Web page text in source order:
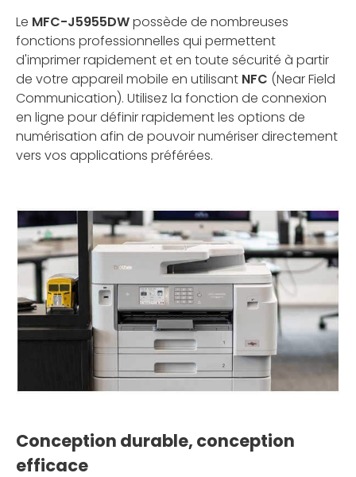
Le MFC-J5955DWpossède de nombreuses
fonctions professionnelles qui permettent
d'imprimer rapidement et en toute sécurité à partir
de votre appareil mobile en utilisant NFC (Near Field
Communication). Utilisez la fonction de connexion
en ligne pour définir rapidement les options de
numérisation afin de pouvoir numériser directement
vers vos applications préférées.
Conception durable, conception
efficace